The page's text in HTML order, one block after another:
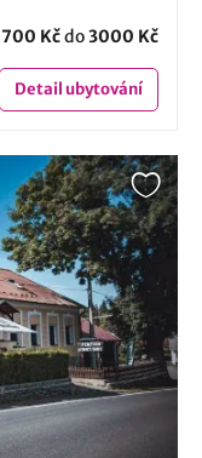
700 Kčdo3000 Kč
Detailubytování